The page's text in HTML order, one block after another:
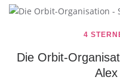
4
Die Orbit-